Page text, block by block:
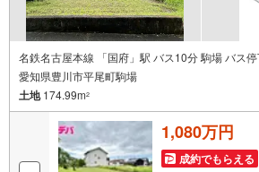
名鉄名古屋本線 「国府」駅 バス10分 駒場 バス
愛知県豊川市平尾町駒場
土地174.99m2
1,080万円
成約でもらえる